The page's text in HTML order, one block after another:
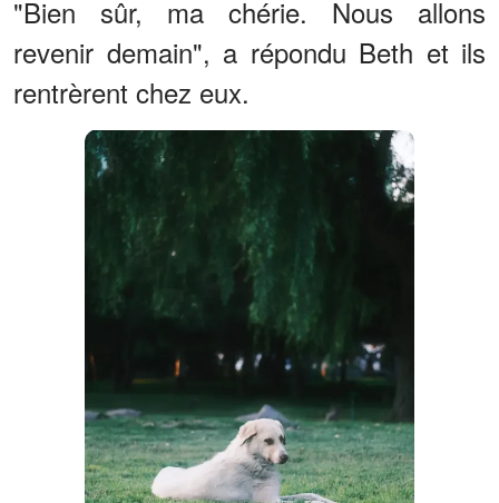
"Bien sûr, ma chérie. Nous allons
revenir demain", a répondu Beth et ils
rentrèrent chez eux.